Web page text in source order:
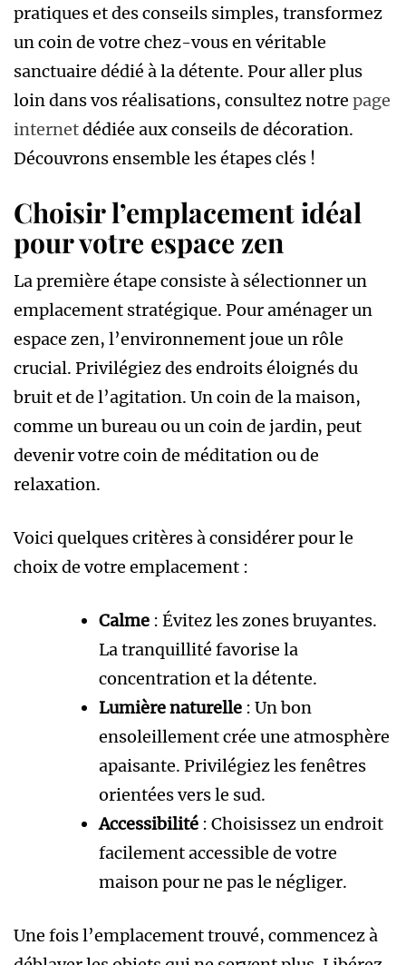
pratiques et des conseils simples, transformez
un coin de votre chez-vous en véritable
sanctuaire dédié à la détente. Pour aller plus
loin dans vos réalisations, consultez notre page
internetdédiée aux conseils de décoration.
Découvrons ensemble les étapes clés !
Choisir l’emplacement idéal
pour votre espace zen
La première étape consiste à sélectionner un
emplacement stratégique. Pour aménager un
espace zen, l’environnement joue un rôle
crucial. Privilégiez des endroits éloignés du
bruit et de l’agitation. Un coin de la maison,
comme un bureau ou un coin de jardin, peut
devenir votre coin de méditation ou de
relaxation.
Voici quelques critères à considérer pour le
choix de votre emplacement :
Calme : Évitez les zones bruyantes.
La tranquillité favorise la
concentration et la détente.
Lumière naturelle : Un bon
ensoleillement crée une atmosphère
apaisante. Privilégiez les fenêtres
orientées vers le sud.
Accessibilité : Choisissez un endroit
facilement accessible de votre
maison pour ne pas le négliger.
Une fois l’emplacement trouvé, commencez à